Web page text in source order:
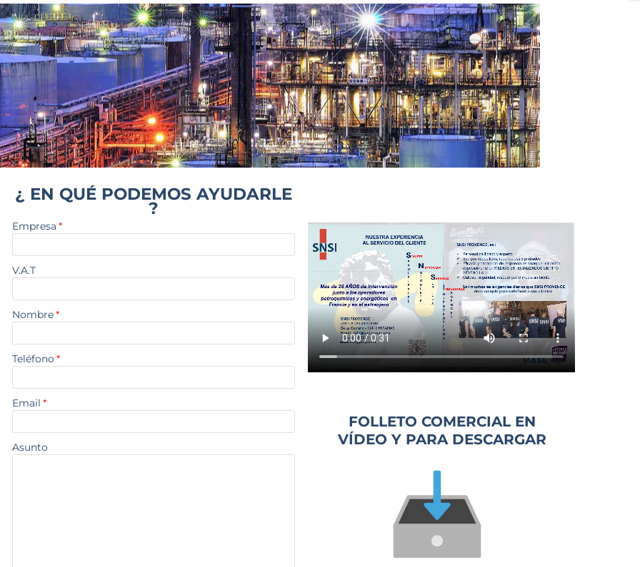
¿ EN QUÉ PODEMOS AYUDARLE
?
Empresa *
V.A.T
Nombre*
Teléfono *
Email *
Asunto
FOLLETO COMERCIAL EN
VÍDEO Y PARA DESCARGAR